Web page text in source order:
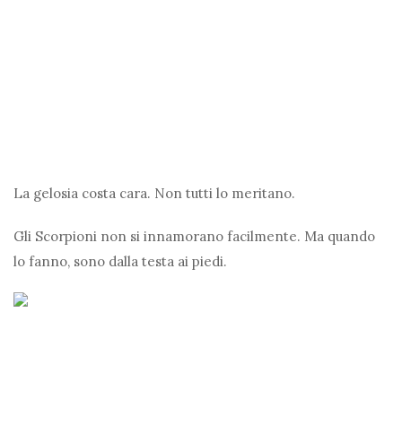
La gelosia costa cara. Non tutti lo meritano.
Gli Scorpioni non si innamorano facilmente. Ma quando
lo fanno, sono dalla testa ai piedi.